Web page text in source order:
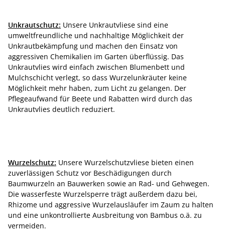
Unkrautschutz: Unsere Unkrautvliese sind eine
umweltfreundliche und nachhaltige Möglichkeit der
Unkrautbekämpfung und machen den Einsatz von
aggressiven Chemikalien im Garten überflüssig. Das
Unkrautvlies wird einfach zwischen Blumenbett und
Mulchschicht verlegt, so dass Wurzelunkräuter keine
Möglichkeit mehr haben, zum Licht zu gelangen. Der
Pflegeaufwand für Beete und Rabatten wird durch das
Unkrautvlies deutlich reduziert.
Wurzelschutz: Unsere Wurzelschutzvliese bieten einen
zuverlässigen Schutz vor Beschädigungen durch
Baumwurzeln an Bauwerken sowie an Rad- und Gehwegen.
Die wasserfeste Wurzelsperre trägt außerdem dazu bei,
Rhizome und aggressive Wurzelausläufer im Zaum zu halten
und eine unkontrollierte Ausbreitung von Bambus o.ä. zu
vermeiden.